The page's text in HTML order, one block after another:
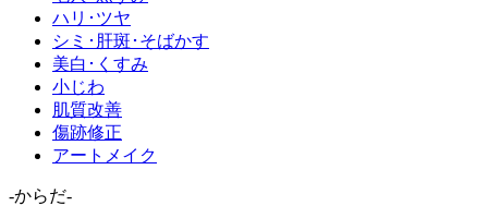
ハリ･ツヤ
シミ･肝斑･そばかす
美白･くすみ
小じわ
肌質改善
傷跡修正
アートメイク
-からだ-